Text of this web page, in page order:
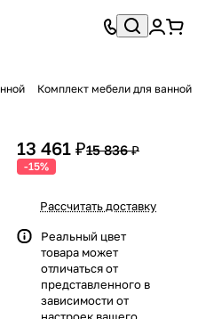
Комплект мебели для ванной
13 461 ₽15 836 ₽
-15%
Рассчитать доставку
Реальный цвет
товара может
отличаться от
представленного в
зависимости от